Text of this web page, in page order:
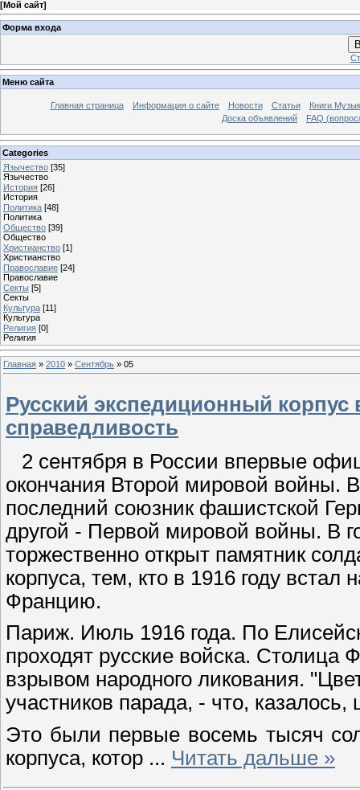
[Мой сайт]
Форма входа
Меню сайта
Главная страница Информация о сайте Новости Статьи
Книги
Доска объявлений
FAQ
Categories
Язычество [35]
Язычество
История [26]
История
Политика [48]
Политика
Общество [39]
Общество
Христианство [1]
Христианство
Православие [24]
Православие
Секты [5]
Секты
Культура [11]
Культура
Религия [0]
Религия
Главная » 2010 » Сентябрь » 05
Русский экспедиционный
справедливость
2 сентября в России впервые
окончания Второй мировой войны.
последний союзник фашистской
другой - Первой мировой войны. В
торжественно открыт памятник
корпуса, тем, кто в 1916 году
Францию.
Париж. Июль 1916 года. По
проходят русские войска. Столица
взрывом народного ликования.
участников парада, - что, казалось,
Это были первые восемь тысяч
корпуса, котор ... Читать дальше »